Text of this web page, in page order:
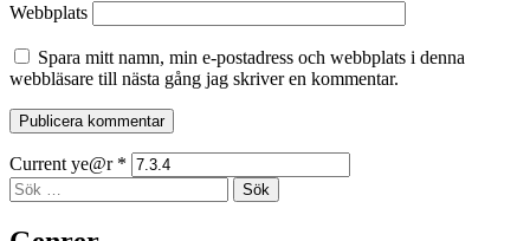
Webbplats
Spara mitt namn, min e-postadress och webbplats i denna
webbläsare till nästa gång jag skriver en kommentar.
Current ye@r *
Sidopanel
Sök
efter: